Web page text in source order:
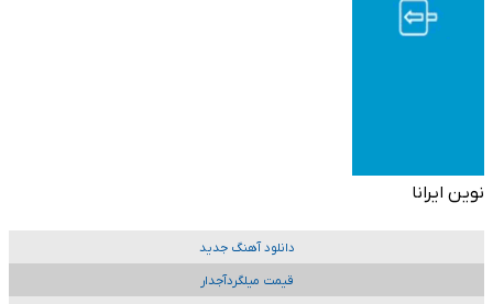
نوین ایرانا
دانلود آهنگ جدید
قیمت میلگردآجدار